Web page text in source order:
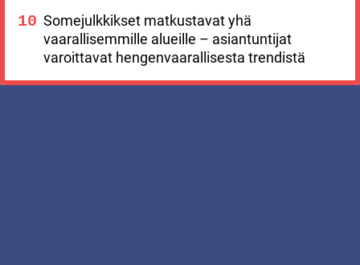
Somejulkkikset matkustavat yhä
vaarallisemmille alueille – asiantuntijat
varoittavat hengenvaarallisesta trendistä